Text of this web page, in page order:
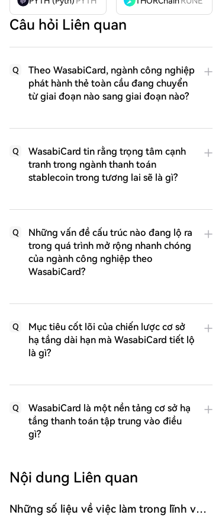
Câu hỏi Liên quan
Q
Theo WasabiCard, ngành công nghiệp
phát hành thẻ toàn cầu đang chuyển
từ giai đoạn nào sang giai đoạn nào?
Q
WasabiCard tin rằng trọng tâm cạnh
tranh trong ngành thanh toán
stablecoin trong tương lai sẽ là gì?
Q
Những vấn đề cấu trúc nào đang lộ ra
trong quá trình mở rộng nhanh chóng
của ngành công nghiệp theo
WasabiCard?
Q
Mục tiêu cốt lõi của chiến lược cơ sở
hạ tầng dài hạn mà WasabiCard tiết lộ
là gì?
Q
WasabiCard là một nền tảng cơ sở hạ
tầng thanh toán tập trung vào điều
gì?
Nội dung Liên quan
Những số liệu về việc làm trong lĩnh vực